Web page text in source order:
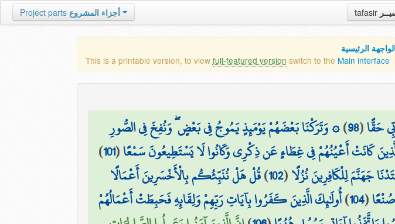
tafasir
Project parts أجزاء المشروع
الرئيسية
This is a printable version, to view full-featured version switch to the Main interface
حَقًّا(
98
)۞ وَتَرَكْنَا بَعْضَهُمْ يَوْمَئِذٍ يَمُوجُ فِي بَعْضٍ ۖ وَنُفِخَ فِي الصُّورِ
كَانَتْ أَعْيُنُهُمْ فِي غِطَاءٍ عَن ذِكْرِي وَكَانُوا لَا يَسْتَطِيعُونَ سَمْعًا(
101
)
جَهَنَّمَ لِلْكَافِرِينَ نُزُلًا(
102
)قُلْ هَلْ نُنَبِّئُكُم بِالْأَخْسَرِينَ أَعْمَالًا
(
104
)أُولَٰئِكَ الَّذِينَ كَفَرُوا بِآيَاتِ رَبِّهِمْ وَلِقَائِهِ فَحَبِطَتْ أَعْمَالُهُمْ